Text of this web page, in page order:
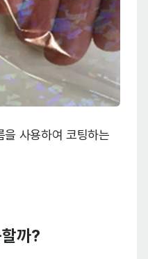
사용하여 코팅하는
까?